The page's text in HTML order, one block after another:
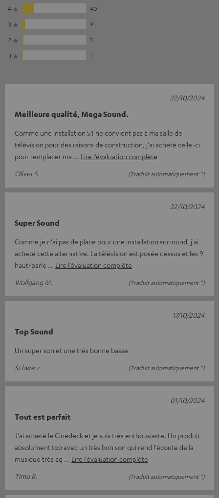
4
40
3
9
2
3
1
1
Meilleure qualité, Mega Sound.
Comme une installation 5.1 ne convient pas à ma salle de
télévision pour des raisons de construction, j'ai acheté celle-ci
pour remplacer ma
Lire l’évaluation complète
Oliver S.
(Traduit automatiquement *)
22/10/2024
Super Sound
Comme je n'ai pas de place pour une installation surround, j'ai
acheté cette alternative. La télévision est posée dessus et les 9
haut-parle
Lire l’évaluation complète
Wolfgang M.
(Traduit automatiquement *)
22/10/2024
Top Sound
Un super son et une très bonne basse
Schwarz
(Traduit automatiquement *)
17/10/2024
Tout est parfait
J'ai acheté le Cinedeck et je suis très enthousiaste. Un produit
absolument top avec un très bon son qui rend l'écoute de la
musique très ag
Lire l’évaluation complète
Timo R.
(Traduit automatiquement *)
01/10/2024